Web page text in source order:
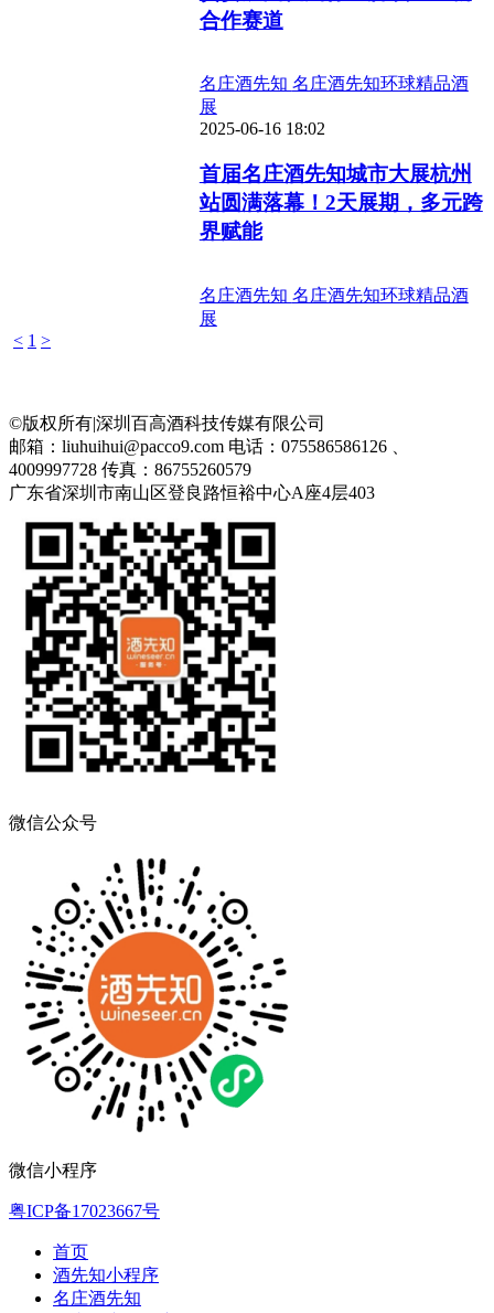
合作赛道
名庄酒先知 名庄酒先知环球精品酒
展
2025-06-16 18:02
首届名庄酒先知城市大展杭州
站圆满落幕！2天展期，多元跨
界赋能
名庄酒先知 名庄酒先知环球精品酒
展
< 1 >
©版权所有|深圳百高酒科技传媒有限公司
邮箱：liuhuihui@pacco9.com 电话：075586586126 、
4009997728 传真：86755260579
广东省深圳市南山区登良路恒裕中心A座4层403
微信公众号
微信小程序
粤ICP备17023667号
首页
酒先知小程序
名庄酒先知